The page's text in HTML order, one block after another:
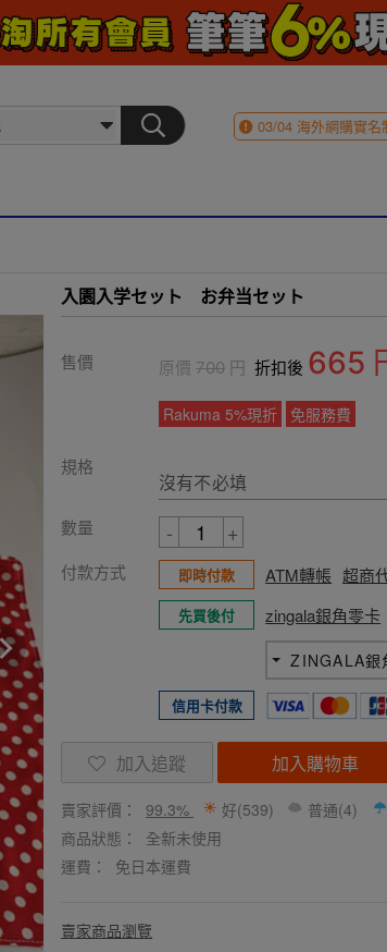
03/04海外網購實名
入園入学セット お弁当セット
售價 原價700 円 折扣後 665
Rakuma 5%現折 免服務費
規格
沒有不必填
數量 - +
付款方式 即時付款 ATM轉帳 超商
先買後付 zingala銀角零卡
ZINGALA銀
信用卡付款
加入追蹤 加入購物車
賣家評價： 99.3% 好(539) 普通(4)
商品狀態：
全新未使用
運費：
免日本運費
賣家商品瀏覽